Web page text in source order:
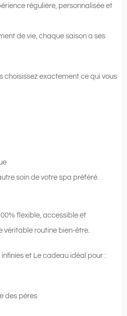
régulière, personnalisée et
de vie, chaque saison a ses
choisissez exactement ce qui vous
soin de votre spa préféré.
flexible, accessible et
véritable routine bien-être.
et Le cadeau idéal pour :
des pères